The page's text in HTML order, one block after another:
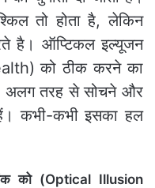
तो होता है, लेकिन
है। ऑप्टिकल इल्यूजन
को ठीक करने का
अलग तरह से सोचने और
कभी-कभी इसका हल
को (Optical Illusion